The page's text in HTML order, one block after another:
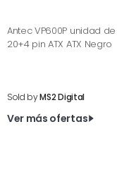
Antec VP600P unidad
20+4 pin ATX ATX Negro
Sold byMS2 Digital
Ver más ofertas